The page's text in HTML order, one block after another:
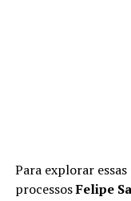
Para explorar
processosFelipe